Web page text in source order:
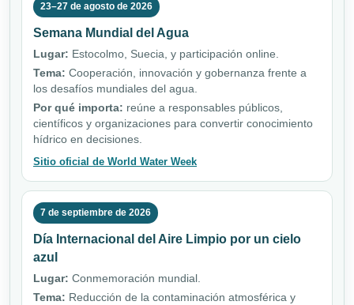
23–27 de agosto de 2026
Semana Mundial del Agua
Lugar: Estocolmo, Suecia, y participación online.
Tema: Cooperación, innovación y gobernanza frente a
los desafíos mundiales del agua.
Por qué importa: reúne a responsables públicos,
científicos y organizaciones para convertir conocimiento
hídrico en decisiones.
Sitio oficial de World Water Week
7 de septiembre de 2026
Día Internacional del Aire Limpio por un cielo
azul
Lugar: Conmemoración mundial.
Tema: Reducción de la contaminación atmosférica y